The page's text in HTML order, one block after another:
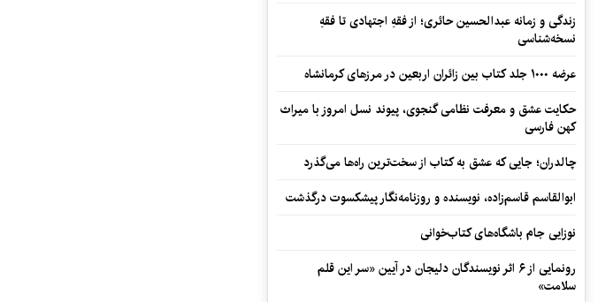
زندگی و زمانه عبدالحسین حائری؛ از فقهِ اجتهادی تا فقهِ
نسخه‌شناسی
عرضه ۱۰۰۰ جلد کتاب بین زائران اربعین در مرزهای کرمانشاه
حکایت عشق و معرفت نظامی گنجوی، پیوند نسل امروز با میراث
کهن فارسی
چالدران؛ جایی که عشق به کتاب از سخت‌ترین راه‌ها می‌گذرد
ابوالقاسم قاسم‌زاده، نویسنده و روزنامه‌نگار پیشکسوت درگذشت
نوزایی جام باشگاه‌های کتاب‌خوانی
رونمایی از ۶ اثر نویسندگان دلیجان در آیین «سر این قلم
سلامت»